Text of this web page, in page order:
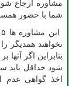
شما با حضور
نخواهند همدیگر
بنابراین اگر
شود حداقل باید
اخذ گواهی عدم